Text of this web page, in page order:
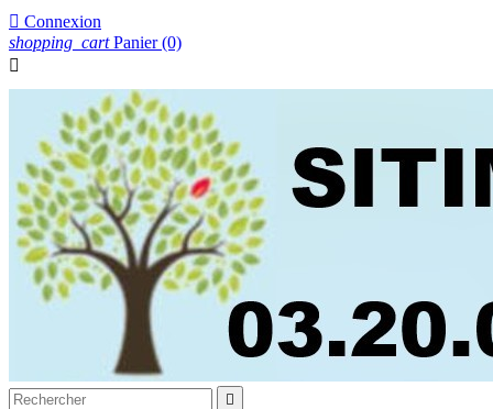
 Connexion
shopping_cart Panier (0)

